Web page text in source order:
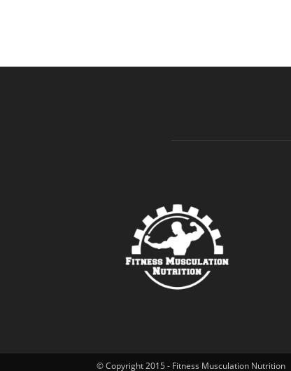
© Copyright 2015 - Fitness Musculation Nutrition